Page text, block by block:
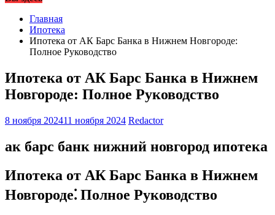
Главная
Ипотека
Ипотека от АК Барс Банка в Нижнем Новгороде:
Полное Руководство
Ипотека от АК Барс Банка в Нижнем
Новгороде: Полное Руководство
8 ноября 202411 ноября 2024 Redactor
ак барс банк нижний новгород ипотека
Ипотека от АК Барс Банка в Нижнем
Новгороде⁚ Полное Руководство